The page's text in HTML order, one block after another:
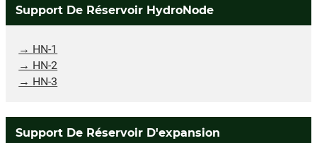
Support De Réservoir HydroNode
HN-1
HN-2
HN-3
Support De Réservoir D'expansion